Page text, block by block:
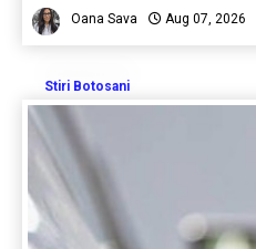
Oana Sava Aug 07, 2026
Stiri Botosani